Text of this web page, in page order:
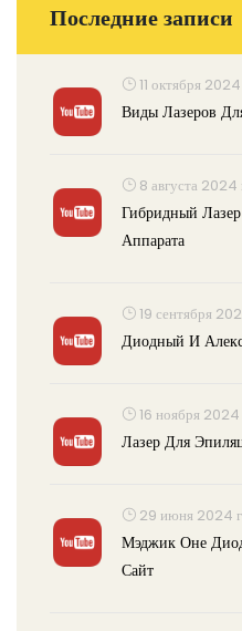
Последние записи
11 октября
Виды Лазеров
8 августа
Гибридный
Аппарата
19 сентября
Диодный И
16 ноября
Лазер Для
29 июня 2024
Мэджик Оне
Сайт